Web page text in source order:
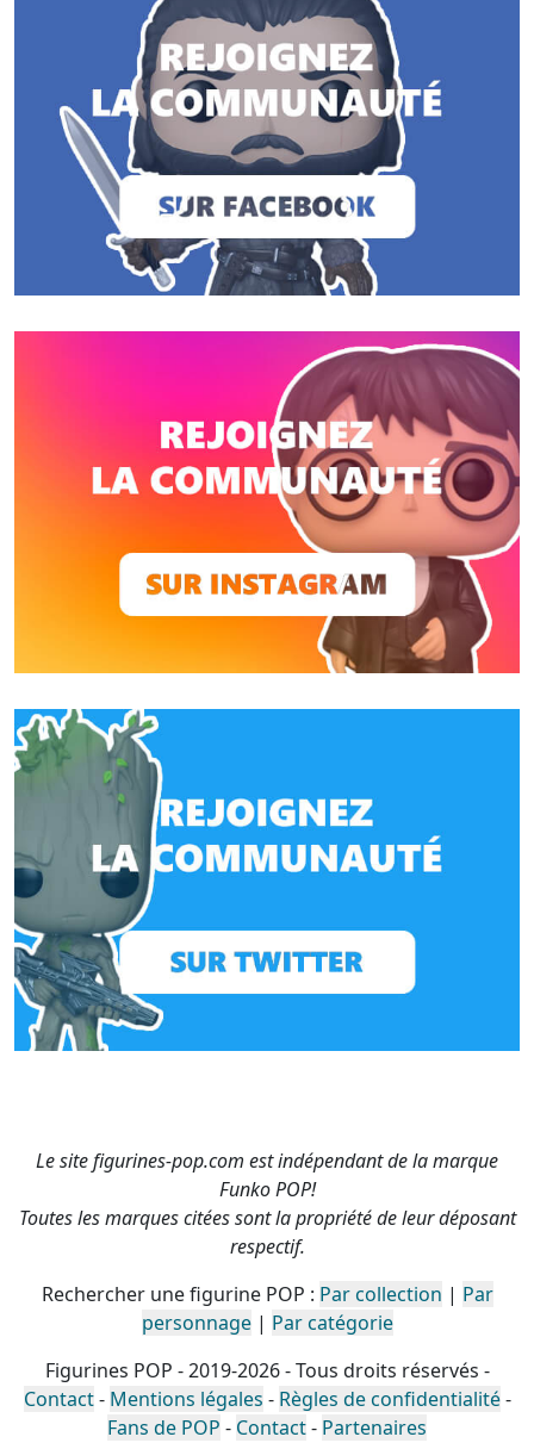
Le site figurines-pop.com est indépendant de la marque
Funko POP!
Toutes les marques citées sont la propriété de leur déposant
respectif.
Rechercher une figurine POP : Par collection | Par
personnage| Par catégorie
Figurines POP - 2019-2026 - Tous droits réservés -
Contact- Mentions légales - Règles de confidentialité-
Fans de POP - Contact- Partenaires